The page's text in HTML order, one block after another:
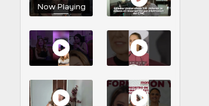
Now Playing